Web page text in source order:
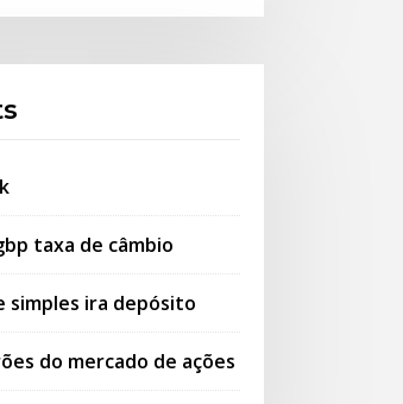
taxa de câmbio
simples ira depósito
do mercado de ações